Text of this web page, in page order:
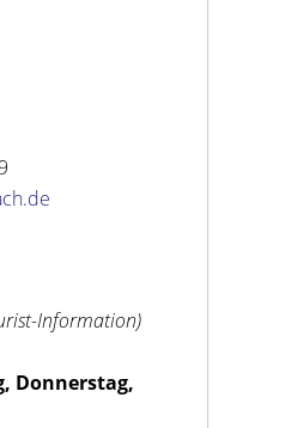
Information)
Donnerstag,